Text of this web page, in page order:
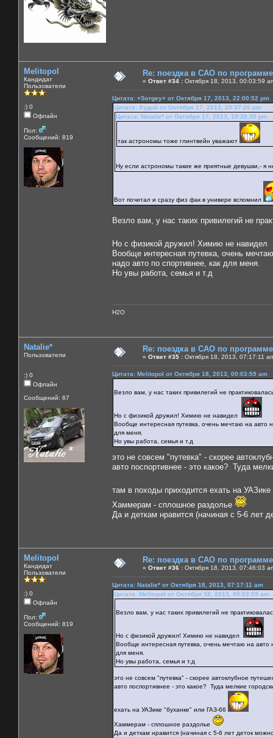
Melitopol
Кандидат
Пользователи
:) 0
Офлайн
Пол:
Сообщений: 819
Re: поездка в САО по
« Ответ #34 : Октября 18, 2013, 00:03:59
Цитата: +Sergey+ от Октября 17, 2013, 22:00:52 pm
Цитата: Худой от Октября 17, 2013, 20:37:26 pm
Цитата: Natalie* от Октября 17, 2013, 19:28:35 pm
так астрономы тоже глинтвейн уважают
Ну если астрономы такие же приятные девушки,- я
Вот почитал и сразу физ фак в универе вспомнил
Везло вам, у нас таких привилегий не
Но с физикой дружил! Химию не навидел
Вообще интересная путевка, очень
надо авто по спортивнее, как для меня.
Но увы работа, семья и т.д
H2O
Natalie*
Пользователи
:) 0
Офлайн
Сообщений: 67
Re: поездка в САО по
« Ответ #35 : Октября 18, 2013, 07:17:11
Цитата: Melitopol от Октября 18, 2013, 00:03:59 am
Везло вам, у нас таких привилегий не
Но с физикой дружил! Химию не навидел
Вообще интересная путевка, очень мечтаю на авто
для меня.
Но увы работа, семья и т.д
это не совсем "путевка" - скорее
авто поспортивнее - это какое? Туда
там в походы приходится ехать на
Хаммерам - сплошное раздолье
Да и деткам нравится (начиная с 5-6 лет
Melitopol
Кандидат
Пользователи
:) 0
Офлайн
Пол:
Сообщений: 819
Re: поездка в САО по
« Ответ #36 : Октября 18, 2013, 07:46:03
Цитата: Natalie* от Октября 18, 2013, 07:17:11 am
Цитата: Melitopol от Октября 18, 2013, 00:03:59 am
Везло вам, у нас таких привилегий не
Но с физикой дружил! Химию не навидел
Вообще интересная путевка, очень мечтаю на авто
для меня.
Но увы работа, семья и т.д
это не совсем "путевка" - скорее автоклубное
авто поспортивнее - это какое? Туда мелкие
ехать на УАЗике "буханке" или ГАЗ-66
Хаммерам - сплошное раздолье
Да и деткам нравится (начиная с 5-6 лет деток